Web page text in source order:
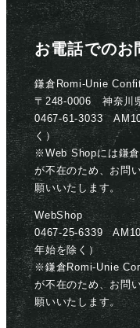
お電話でのお
鎌倉Romi-Unie
〒248-0006 神奈川
0467-61-3033
く）
※Web Shopには鎌
が不在のため、お問
願いいたします。
WebShop
0467-25-6339
年始を除く）
※鎌倉Romi-Unie
が不在のため、お問
願いいたします。